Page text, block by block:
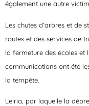
également une autre
Les chutes d’arbres et de
routes et des services de
la fermeture des écoles et
communications ont été
la tempête.
Leiria, par laquelle la